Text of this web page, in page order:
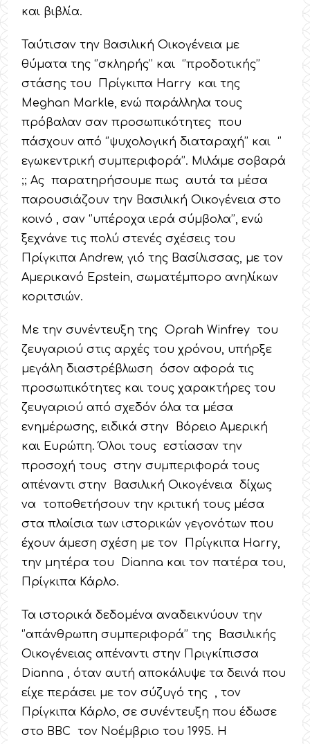
και βιβλία.
Ταύτισαν την Βασιλική Οικογένεια με
θύματα της ‘’σκληρής’’ και ‘’προδοτικής’’
στάσης του Πρίγκιπα Harry και της
Meghan Markle, ενώ παράλληλα τους
πρόβαλαν σαν προσωπικότητες που
πάσχουν από ‘’ψυχολογική διαταραχή’’ και ‘’
εγωκεντρική συμπεριφορά’’. Μιλάμε σοβαρά
;; Ας παρατηρήσουμε πως αυτά τα μέσα
παρουσιάζουν την Βασιλική Οικογένεια στο
κοινό , σαν ‘’υπέροχα ιερά σύμβολα’’, ενώ
ξεχνάνε τις πολύ στενές σχέσεις του
Πρίγκιπα Andrew, γιό της Βασίλισσας, με τον
Αμερικανό Epstein, σωματέμπορο ανηλίκων
κοριτσιών.
Με την συνέντευξη της Oprah Winfrey του
ζευγαριού στις αρχές του χρόνου, υπήρξε
μεγάλη διαστρέβλωση όσον αφορά τις
προσωπικότητες και τους χαρακτήρες του
ζευγαριού από σχεδόν όλα τα μέσα
ενημέρωσης, ειδικά στην Βόρειο Αμερική
και Ευρώπη. Όλοι τους εστίασαν την
προσοχή τους στην συμπεριφορά τους
απέναντι στην Βασιλική Οικογένεια δίχως
να τοποθετήσουν την κριτική τους μέσα
στα πλαίσια των ιστορικών γεγονότων που
έχουν άμεση σχέση με τον Πρίγκιπα Harry,
την μητέρα του Dianna και τον πατέρα του,
Πρίγκιπα Κάρλο.
Τα ιστορικά δεδομένα αναδεικνύουν την
‘’απάνθρωπη συμπεριφορά’’ της Βασιλικής
Οικογένειας απέναντι στην Πριγκίπισσα
Dianna , όταν αυτή αποκάλυψε τα δεινά που
είχε περάσει με τον σύζυγό της , τον
Πρίγκιπα Κάρλο, σε συνέντευξη που έδωσε
στο BBC τον Νοέμβριο του 1995. Η